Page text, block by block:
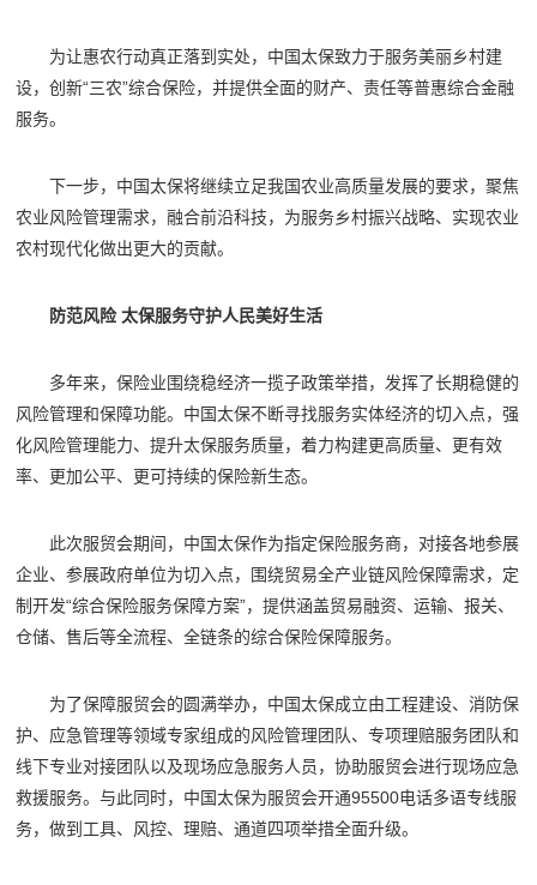
为让惠农行动真正落到实处，中国太保致力于服务美丽乡村建
设，创新“三农”综合保险，并提供全面的财产、责任等普惠综合金融
服务。
下一步，中国太保将继续立足我国农业高质量发展的要求，聚焦
农业风险管理需求，融合前沿科技，为服务乡村振兴战略、实现农业
农村现代化做出更大的贡献。
防范风险 太保服务守护人民美好生活
多年来，保险业围绕稳经济一揽子政策举措，发挥了长期稳健的
风险管理和保障功能。中国太保不断寻找服务实体经济的切入点，强
化风险管理能力、提升太保服务质量，着力构建更高质量、更有效
率、更加公平、更可持续的保险新生态。
此次服贸会期间，中国太保作为指定保险服务商，对接各地参展
企业、参展政府单位为切入点，围绕贸易全产业链风险保障需求，定
制开发“综合保险服务保障方案”，提供涵盖贸易融资、运输、报关、
仓储、售后等全流程、全链条的综合保险保障服务。
为了保障服贸会的圆满举办，中国太保成立由工程建设、消防保
护、应急管理等领域专家组成的风险管理团队、专项理赔服务团队和
线下专业对接团队以及现场应急服务人员，协助服贸会进行现场应急
救援服务。与此同时，中国太保为服贸会开通95500电话多语专线服
务，做到工具、风控、理赔、通道四项举措全面升级。